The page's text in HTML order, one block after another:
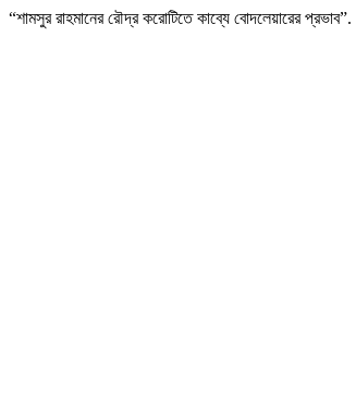
“শামসুর রাহমানের রৌদ্র করোটিতে কাব্যে বোদলেয়ারের প্রভাব”.